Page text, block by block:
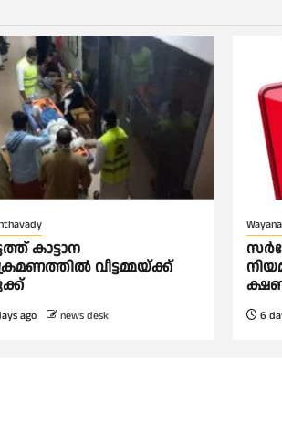
കാട്ടാന
വീട്ടമ്മയ്ക്ക്
ago news desk 6